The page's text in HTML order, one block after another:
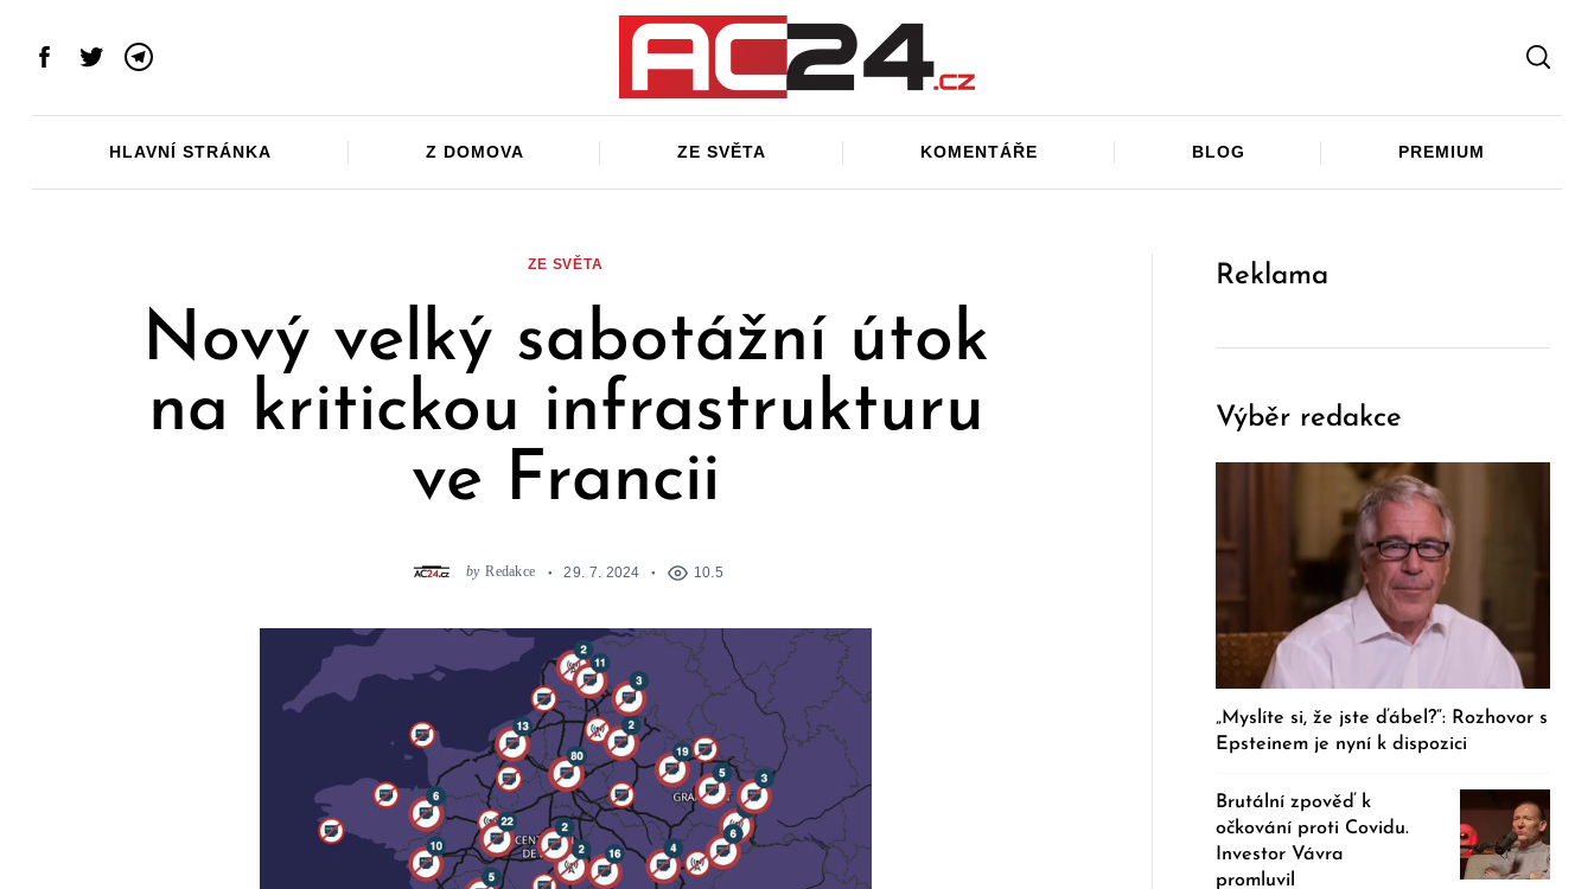
Facebook
TwitterTelegram
HLAVNÍ STRÁNKA Z DOMOVA ZE SVĚTA KOMENTÁŘE BLOG PREMIUM
ZE SVĚTA
Nový velký sabotážní útok
na kritickou infrastrukturu
ve Francii
by Redakce 29. 7. 2024 10.5
Reklama
Výběr redakce
„Myslíte si, že jste ďábel?“: Rozhovor s
Epsteinem je nyní k dispozici
Brutální zpověď k
očkování proti Covidu.
Investor Vávra
promluvil